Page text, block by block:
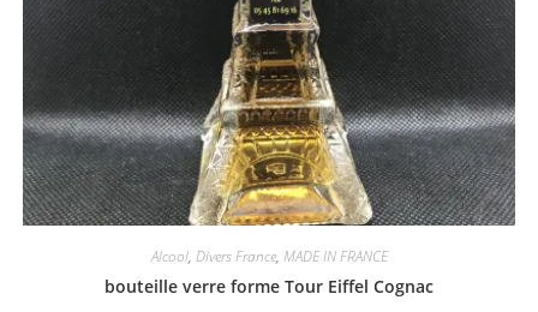
Alcool, Divers France, MADE IN FRANCE
bouteille verre forme Tour Eiffel Cognac